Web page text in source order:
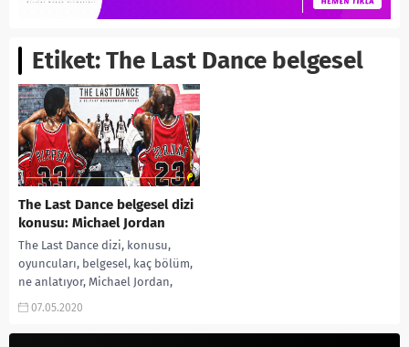
Etiket:The Last Dance belgesel
The Last Dance belgesel dizi
konusu: Michael Jordan
The Last Dance dizi, konusu,
oyuncuları, belgesel, kaç bölüm,
ne anlatıyor, Michael Jordan,
Dennis Rodman, Scottie Pippen,
07.05.2020